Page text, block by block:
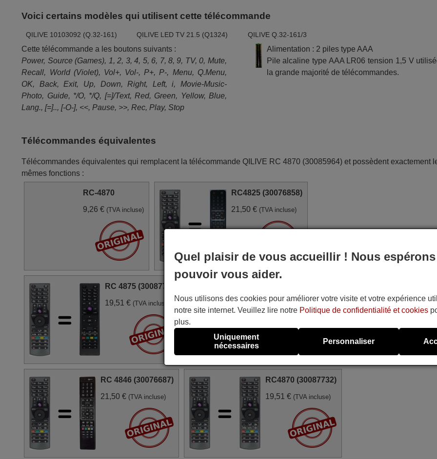
Voici certains modèles qui utilisent cette télécommande
QILIVE 10103092 (Q.32-161) QILIVE LED TV 21.5 (Q1324) QILIVE Q.32-161/3
Cette télécommande a les boutons suivants :
Power, Source (Games), 1, 2, 3, 4, 5, 6, 7, 8, 9, TV, 0, Mute,
Recall, World (Violet), Vol+, Vol-, P+, P-, Menu, Q.Menu,
OK, Back, Exit, Up, Down, Right, Left, i, Movie-Music-
Photo, Guide, */O, */Q, [=]/Text, Red, Green, Yellow, Blue,
Lang., [=].., [-O-], <<, Pause, >>, Rec, Play, Stop
Alimentation : 2 piles type AAA
Pile alcaline type AAA LR06 tension 1,5 V
la grande majorité de télécommandes.
Télécommandes équivalentes
Télécommandes équivalentes qui remplacent la télécommande QILIVE RC 4870 (30085964) et possèdent exactement
mêmes fonctions :
RC-4870
9,26 € (TVA incluse)
RC4825 (30076858)
21,50 € (TVA incluse)
RC 4875 (30087730)
19,51 € (TVA incluse)
21,50 € (TVA incluse)
RC 4846 (30076687)
21,50 € (TVA incluse)
RC4870 (30087732)
19,51 € (TVA incluse)
Quel plaisir de vous accueillir ! Nous espérons
pouvoir vous aider.
Nous utilisons des cookies pour améliorer votre visite et votre expérience
notre site internet. Veuillez lire notre Politique de confidentialité et cookies
plus.
Uniquement
nécessaires
Personnaliser